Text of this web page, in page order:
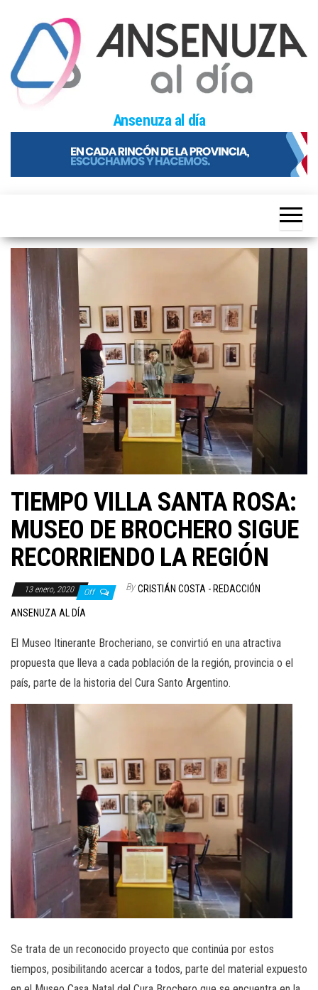
content
Ansenuza al día
TIEMPO VILLA SANTA ROSA:
MUSEO DE BROCHERO SIGUE
RECORRIENDO LA REGIÓN
13 enero, 2020 Off By CRISTIÁN COSTA - REDACCIÓN
ANSENUZA AL DÍA
El Museo Itinerante Brocheriano, se convirtió en una atractiva
propuesta que lleva a cada población de la región, provincia o el
país, parte de la historia del Cura Santo Argentino.
Se trata de un reconocido proyecto que continúa por estos
tiempos, posibilitando acercar a todos, parte del material expuesto